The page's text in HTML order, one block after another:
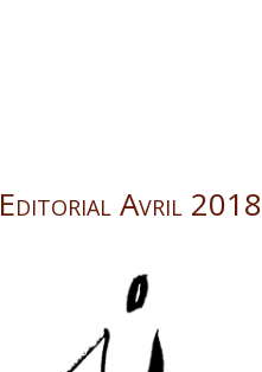
Editorial Avril 2018